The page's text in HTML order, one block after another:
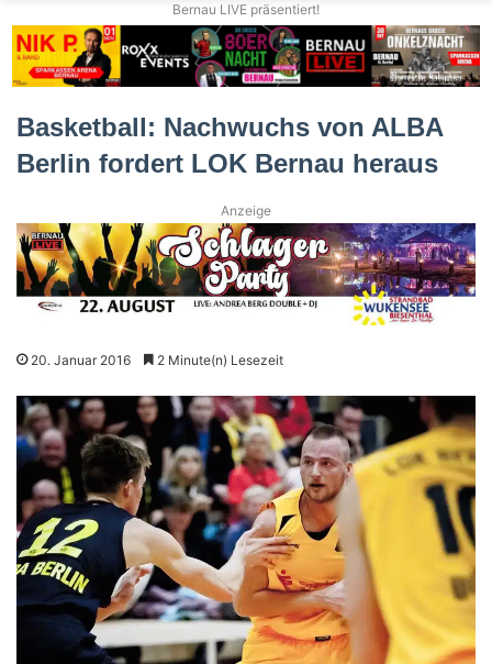
Bernau LIVE präsentiert!
Basketball: Nachwuchs von ALBA
Berlin fordert LOK Bernau heraus
Anzeige
20. Januar 2016 2 Minute(n) Lesezeit